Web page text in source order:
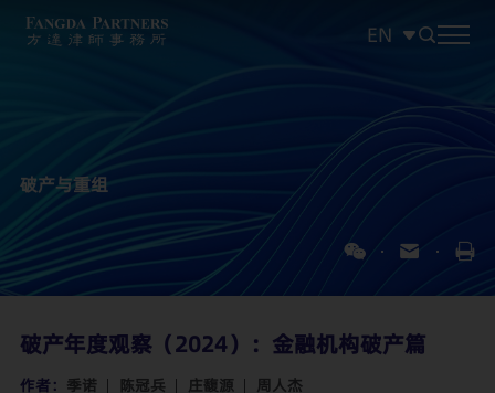
EN
日本語
破产与重组
破产年度观察（2024）：金融机构破产篇
作者： 季诺 陈冠兵 庄馥源 周人杰